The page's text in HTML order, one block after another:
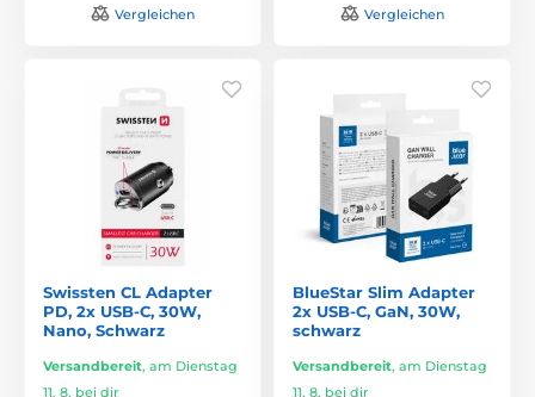
Vergleichen Vergleichen
Swissten CL Adapter
PD, 2x USB-C, 30W,
Nano, Schwarz
Versandbereit, am Dienstag
11. 8. bei dir
BlueStar Slim Adapter
2x USB-C, GaN, 30W,
schwarz
Versandbereit, am Dienstag
11. 8. bei dir